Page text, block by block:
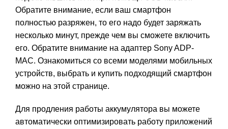
Обратите внимание, если ваш смартфон
полностью разряжен, то его надо будет заряжать
несколько минут, прежде чем вы сможете включить
его. Обратите внимание на адаптер Sony ADP-
MAC. Ознакомиться со всеми моделями мобильных
устройств, выбрать и купить подходящий смартфон
можно на этой странице.
Для продления работы аккумулятора вы можете
автоматически оптимизи­ровать работу приложений